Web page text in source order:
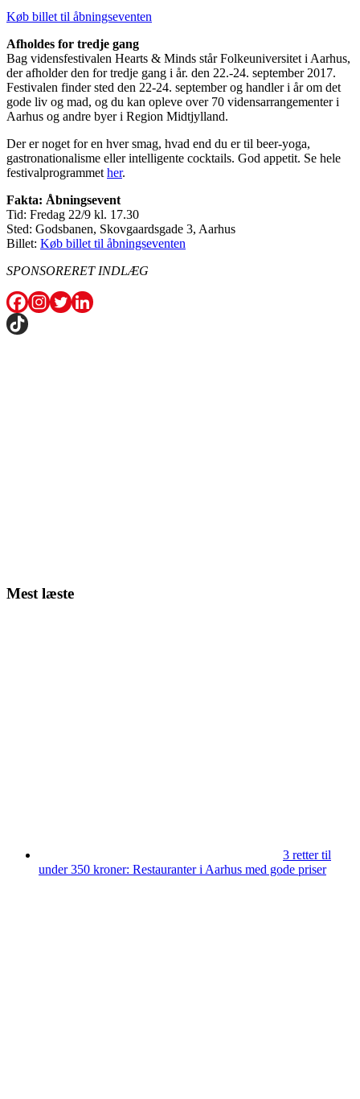
Køb billet til åbningseventen
Afholdes for tredje gang
Bag vidensfestivalen Hearts & Minds står Folkeuniversitet i Aarhus,
der afholder den for tredje gang i år. den 22.-24. september 2017.
Festivalen finder sted den 22-24. september og handler i år om det
gode liv og mad, og du kan opleve over 70 vidensarrangementer i
Aarhus og andre byer i Region Midtjylland.
Der er noget for en hver smag, hvad end du er til beer-yoga,
gastronationalisme eller intelligente cocktails. God appetit. Se hele
festivalprogrammether.
Fakta: Åbningsevent
Tid: Fredag 22/9 kl. 17.30
Sted: Godsbanen, Skovgaardsgade 3, Aarhus
Billet: Køb billet til åbningseventen
SPONSORERET INDLÆG
Mest læste
3 retter til
under 350 kroner: Restauranter i Aarhus med gode priser